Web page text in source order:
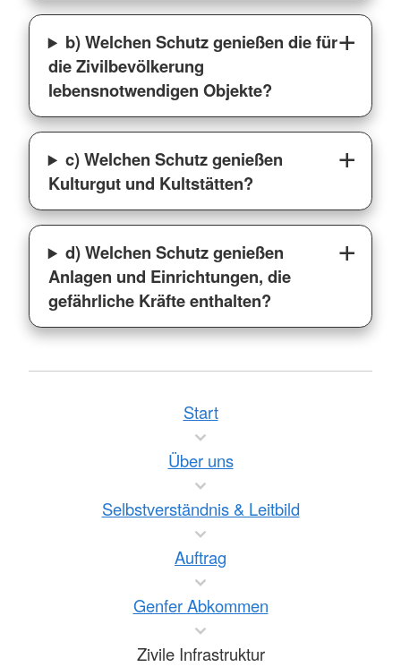
b) Welchen Schutz genießen die für
die Zivilbevölkerung
lebensnotwendigen Objekte?
c) Welchen Schutz genießen
Kulturgut und Kultstätten?
d) Welchen Schutz genießen
Anlagen und Einrichtungen, die
gefährliche Kräfte enthalten?
Start
Über uns
Selbstverständnis & Leitbild
Auftrag
Genfer Abkommen
Zivile Infrastruktur